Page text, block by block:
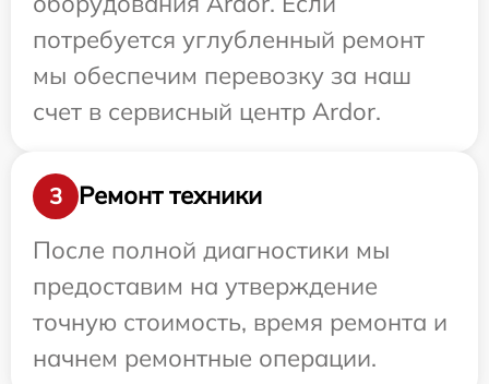
потребуется углубленный ремонт
мы обеспечим перевозку за наш
счет в сервисный центр Ardor.
3
Ремонт техники
После полной диагностики мы
предоставим на утверждение
точную стоимость, время ремонта и
начнем ремонтные операции.